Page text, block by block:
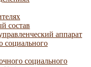
состав
аппарат
социального
социального